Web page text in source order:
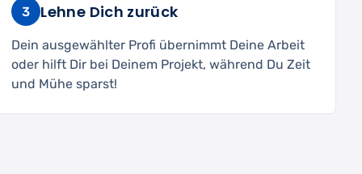
3 Lehne Dich zurück
Dein ausgewählter Profi übernimmt Deine Arbeit
oder hilft Dir bei Deinem Projekt, während Du Zeit
und Mühe sparst!